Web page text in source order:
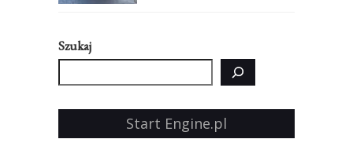
Szukaj
Start Engine.pl